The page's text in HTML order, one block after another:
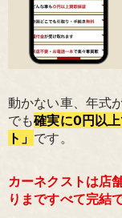
動かない車、年式
でも確実に0円以
ト」 です。
カーネクストは店
りまですべて完結